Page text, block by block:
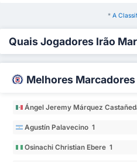
* A
Quais Jogadores Irão
Melhores Marcadores
Ángel Jeremy Márquez
Agustín Palavecino 1
Osinachi Christian Ebere 1